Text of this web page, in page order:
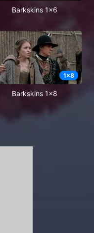
Barkskins 1x6
1x8
Barkskins 1x8